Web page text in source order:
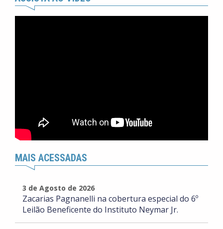
MAIS ACESSADAS
3 de Agosto de 2026
Zacarias Pagnanelli na cobertura especial do 6º
Leilão Beneficente do Instituto Neymar Jr.